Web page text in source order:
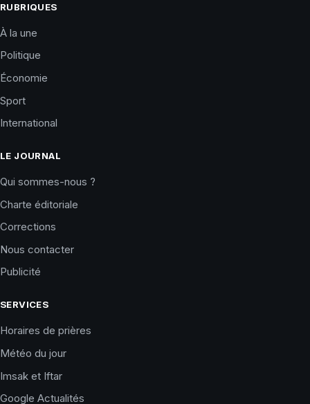
RUBRIQUES
À la une
Politique
Économie
Sport
International
LE JOURNAL
Qui sommes-nous ?
Charte éditoriale
Corrections
Nous contacter
Publicité
SERVICES
Horaires de prières
Météo du jour
Imsak et Iftar
Google Actualités